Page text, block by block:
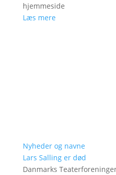
hjemmeside
Læs mere
Nyheder og navne
Lars Salling er død
Danmarks